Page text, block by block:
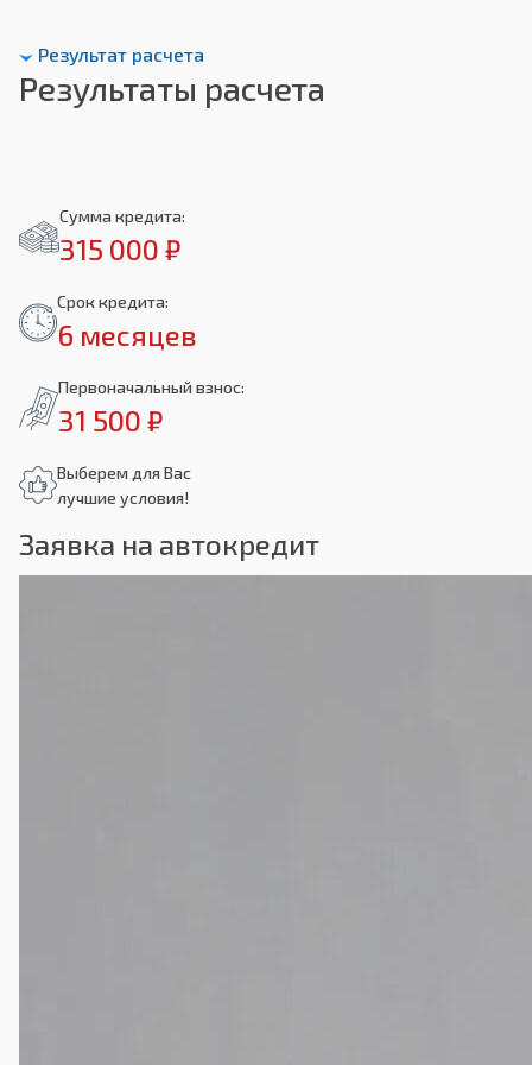
Результат расчета
Результаты расчета
Сумма кредита:
315 000 ₽
Срок кредита:
6 месяцев
Первоначальный взнос:
31 500 ₽
Выберем для Вас
лучшие условия!
Заявка на автокредит